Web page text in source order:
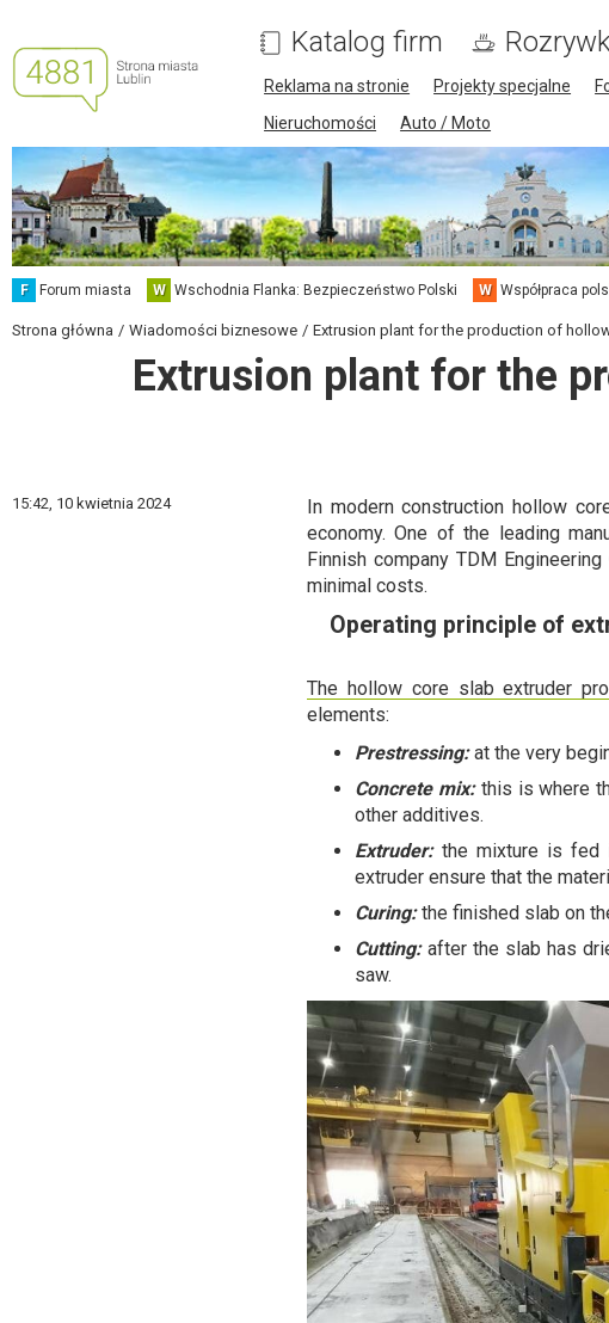
Katalog firm
Reklama na stronie Projekty specjalne
Nieruchomości
Auto / Moto
F Forum miasta W Wschodnia Flanka: Bezpieczeństwo Polski W Współpraca
Strona główna Wiadomości biznesowe Extrusion plant for the production of
Extrusion plant for the
15:42, 10 kwietnia 2024
In modern construction hollow
economy. One of the leading
Finnish company TDM
minimal costs.
Operating principle of
The hollow core slab extruder
elements:
Prestressing: at the very
Concrete mix:this is where
other additives.
Extruder:the mixture is fed
extruder ensure that the
Curing:the finished slab on
Cutting: after the slab has
saw.